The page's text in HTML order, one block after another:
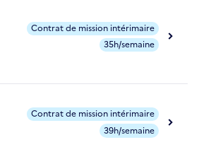
Contrat de mission intérimaire
35h/semaine
Contrat de mission intérimaire
39h/semaine